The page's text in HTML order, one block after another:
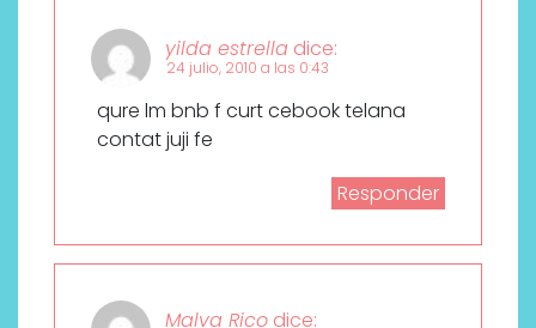
yilda estrella dice:
24 julio, 2010 a las 0:43
qure lm bnb f curt cebook telana
contat juji fe
Responder
Malva Rico dice: